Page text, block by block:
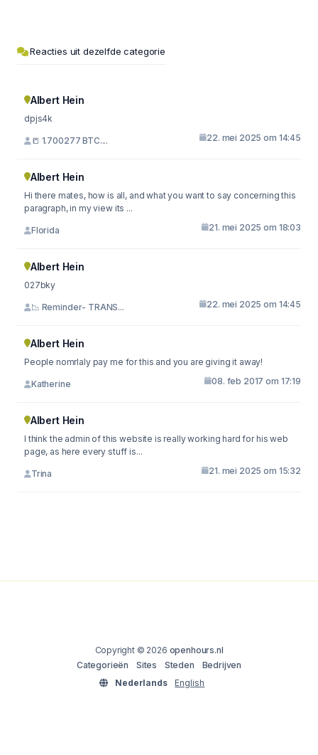
Reacties uit dezelfde categorie
Albert Hein
dpjs4k
📒 1.700277 BTC.... 22. mei 2025 om 14:45
Albert Hein
Hi there mates, how is all, and what you want to say concerning this
paragraph, in my view its ...
Florida 21. mei 2025 om 18:03
Albert Hein
027bky
📉 Reminder- TRANS... 22. mei 2025 om 14:45
Albert Hein
People nomrlaly pay me for this and you are giving it away!
Katherine 08. feb 2017 om 17:19
Albert Hein
I think the admin of this website is really working hard for his web
page, as here every stuff is...
Trina 21. mei 2025 om 15:32
Copyright © 2026 openhours.nl
Categorieën
Sites Steden
Bedrijven
Nederlands
English